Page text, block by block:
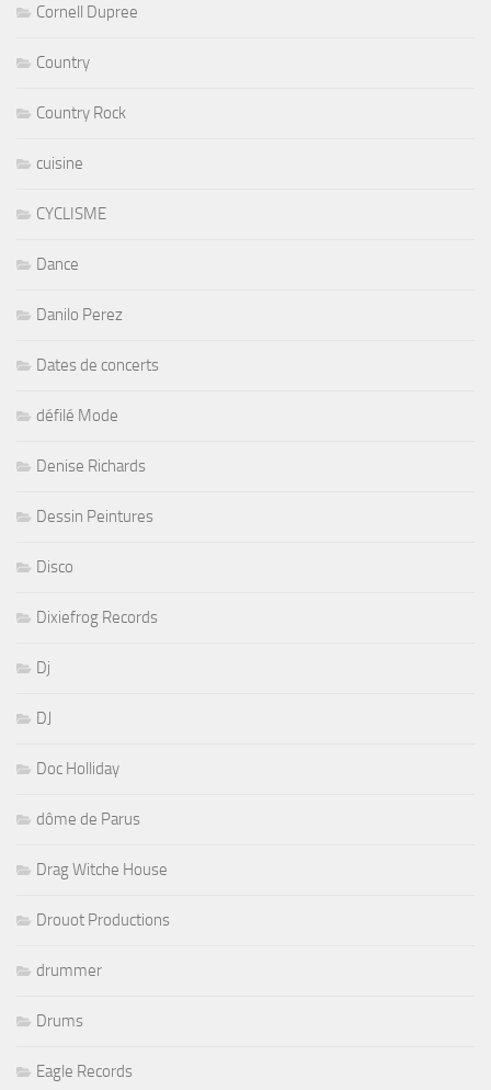
Cornell Dupree
Country
Country Rock
cuisine
CYCLISME
Dance
Danilo Perez
Dates de concerts
défilé Mode
Denise Richards
Dessin Peintures
Disco
Dixiefrog Records
Dj
DJ
Doc Holliday
dôme de Parus
Drag Witche House
Drouot Productions
drummer
Drums
Eagle Records